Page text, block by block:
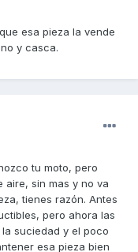
esa pieza la vende
y casca.
tu moto, pero
aire, sin mas y no va
tienes razón. Antes
pero ahora las
suciedad y el poco
esa pieza bien